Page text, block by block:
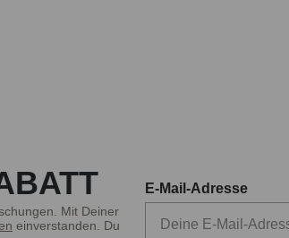
Badeanzug oder Bikini? Finde
oder Bikini? Bei bruno banani bieten wir
passt. Unsere Damen
Mit Deiner
einverstanden. Du
E-Mail-Adresse